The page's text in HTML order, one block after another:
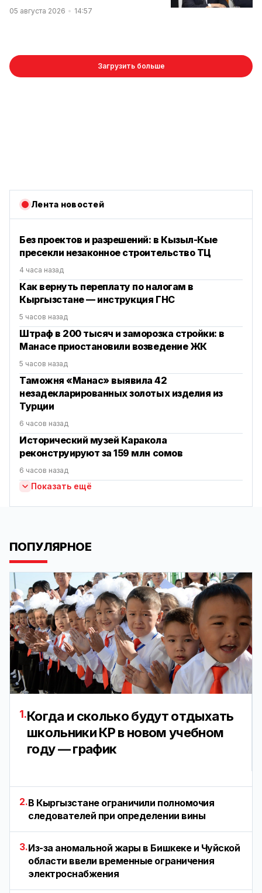
05 августа 2026 14:57
Загрузить больше
Лента новостей
Без проектов и разрешений: в Кызыл-Кые
пресекли незаконное строительство ТЦ
4 часа назад
Как вернуть переплату по налогам в
Кыргызстане — инструкция ГНС
5 часов назад
Штраф в 200 тысяч и заморозка стройки: в
Манасе приостановили возведение ЖК
5 часов назад
Таможня «Манас» выявила 42
незадекларированных золотых изделия из
Турции
6 часов назад
Исторический музей Каракола
реконструируют за 159 млн сомов
6 часов назад
Показать ещё
ПОПУЛЯРНОЕ
1.Когда и сколько будут отдыхать
школьники КР в новом учебном
году — график
2.В Кыргызстане ограничили полномочия
следователей при определении вины
3.Из-за аномальной жары в Бишкеке и Чуйской
области ввели временные ограничения
электроснабжения